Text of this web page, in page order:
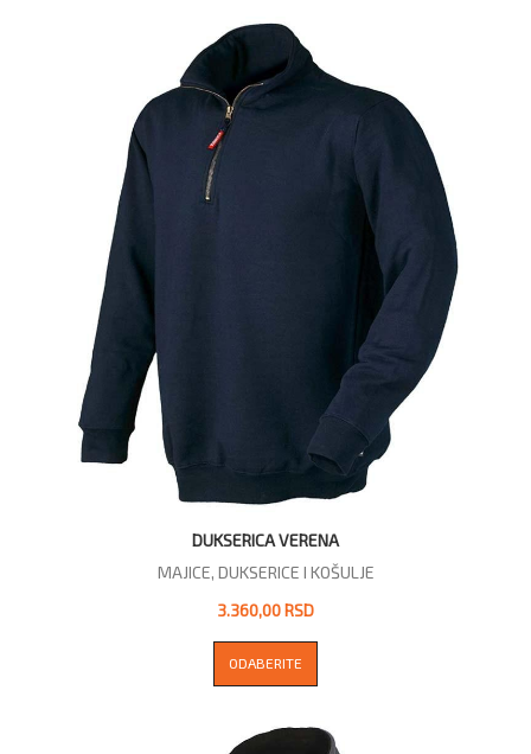
DUKSERICA VERENA
MAJICE, DUKSERICE I KOŠULJE
3.360,00 RSD
ODABERITE